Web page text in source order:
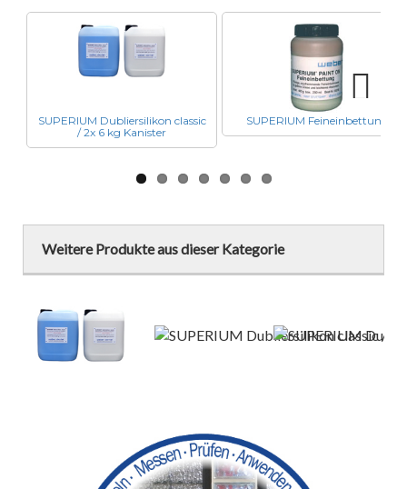
SUPERIUM Dubliersilikon classic
/ 2x 6 kg Kanister
SUPERIUM Feineinbettung
Next
Weitere Produkte aus dieser Kategorie